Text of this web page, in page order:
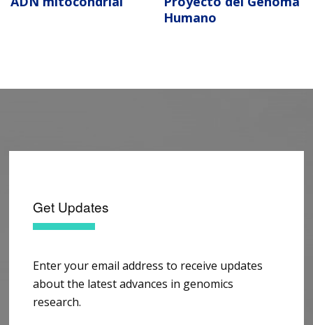
Humano
Get Updates
Enter your email address to receive updates
about the latest advances in genomics
research.